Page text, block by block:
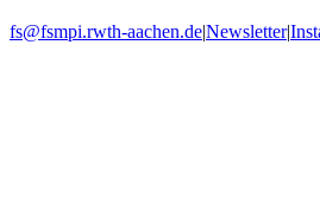
fs@fsmpi.rwth-aachen.de|Newsletter|